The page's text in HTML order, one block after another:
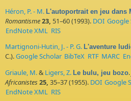
Héron, P. - M. L'autoportrait en jeu dans
Romantisme23, 51–60 (1993). DOI Google
EndNote XML RIS
Martignoni-Hutin, J. - P. G. L'aventure
C.).Google Scholar BibTeX RTF MARC
Griaule, M.& Ligers, Z. Le bulu, jeu bozo.
Africanistes 25, 35–37 (1955). DOI Google
EndNote XML RIS